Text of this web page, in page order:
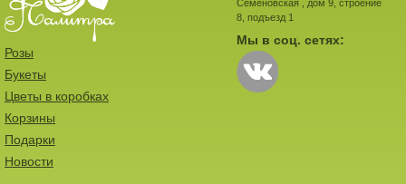
Семеновская , дом 9, строение
8, подъезд 1
Мы в соц. сетях:
Розы
Букеты
Цветы в коробках
Корзины
Подарки
Новости